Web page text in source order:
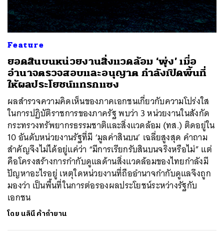
Feature
ยอดสินบนหน่วยงานสิ่งแวดล้อม ‘พุ่ง’ เมื่อ
อำนาจตรวจสอบและอนุญาต กำลังเปิดพื้นที่
ให้ผลประโยชน์แทรกแซง
ผลสำรวจความคิดเห็นของภาคเอกชนเกี่ยวกับความโปร่งใส
ในการปฏิบัติราชการของภาครัฐ พบว่า 3 หน่วยงานในสังกัด
กระทรวงทรัพยากรธรรมชาติและสิ่งแวดล้อม (ทส.) ติดอยู่ใน
10 อันดับหน่วยงานรัฐที่มี ‘มูลค่าสินบน’ เฉลี่ยสูงสุด คำถาม
สำคัญจึงไม่ได้อยู่แค่ว่า “มีการเรียกรับสินบนจริงหรือไม่” แต่
คือโครงสร้างการกำกับดูแลด้านสิ่งแวดล้อมของไทยกำลังมี
ปัญหาอะไรอยู่ เหตุใดหน่วยงานที่ถืออำนาจกำกับดูแลจึงถูก
มองว่า เป็นพื้นที่ในการต่อรองผลประโยชน์ระหว่างรัฐกับ
เอกชน
โดย นลินี ค้ากำยาน